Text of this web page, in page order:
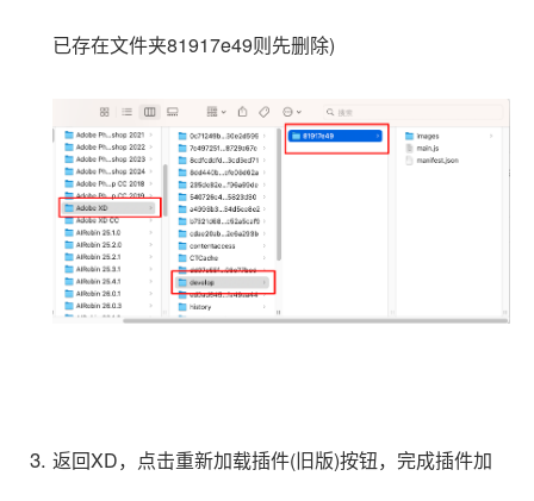
已存在文件夹81917e49则先删除)
返回XD，点击重新加载插件(旧版)按钮，完成插件加